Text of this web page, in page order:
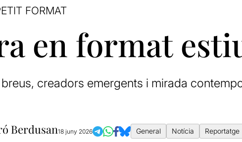
FORMAT
en format
creadors emergents i mirada
Berdusan18 juny 2026 General Notícia Reportatge